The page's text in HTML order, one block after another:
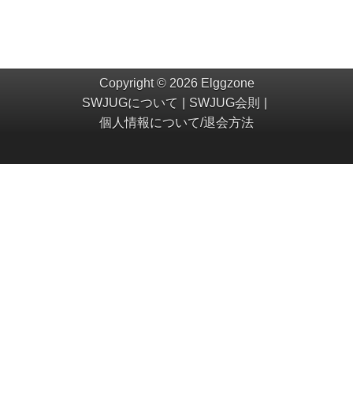
Copyright © 2026 Elggzone
SWJUGについて
SWJUG会則
個人情報について/退会方法